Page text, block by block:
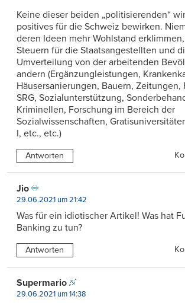
Keine dieser beiden „politisierenden“
positives für die Schweiz bewirken.
deren Ideen mehr Wohlstand
Steuern für die Staatsangestellten und
Umverteilung von der arbeitenden
andern (Ergänzungleistungen,
Häusersanierungen, Bauern, Zeitungen,
SRG, Sozialunterstützung,
Kriminellen, Forschung im Bereich der
Sozialwissenschaften,
I, etc., etc.)
Antworten
Jio
29.06.2021 um 21:42
Was für ein idiotischer Artikel! Was hat
Banking zu tun?
Antworten
Supermario
29.06.2021 um 14:38